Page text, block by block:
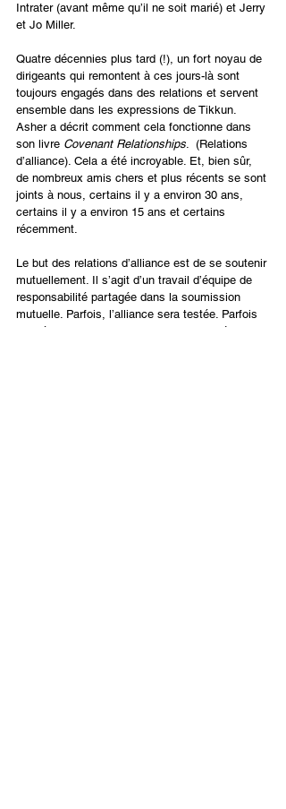
Intrater (avant même qu’il ne soit marié) et Jerry
et Jo Miller.
Quatre décennies plus tard (!), un fort noyau de
dirigeants qui remontent à ces jours-là sont
toujours engagés dans des relations et servent
ensemble dans les expressions de Tikkun.
Asher a décrit comment cela fonctionne dans
son livre Covenant Relationships.  (Relations
d’alliance). Cela a été incroyable. Et, bien sûr,
de nombreux amis chers et plus récents se sont
joints à nous, certains il y a environ 30 ans,
certains il y a environ 15 ans et certains
récemment.
Le but des relations d’alliance est de se soutenir
mutuellement. Il s’agit d’un travail d’équipe de
responsabilité partagée dans la soumission
mutuelle. Parfois, l’alliance sera testée. Parfois
les désaccords sont intenses, mais on règle les